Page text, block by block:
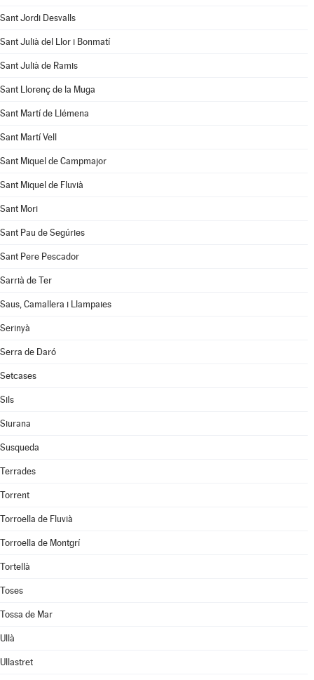
Sant Jordi Desvalls
Sant Julià del Llor i Bonmatí
Sant Julià de Ramis
Sant Llorenç de la Muga
Sant Martí de Llémena
Sant Martí Vell
Sant Miquel de Campmajor
Sant Miquel de Fluvià
Sant Mori
Sant Pau de Segúries
Sant Pere Pescador
Sarrià de Ter
Saus, Camallera i Llampaies
Serinyà
Serra de Daró
Setcases
Sils
Siurana
Susqueda
Terrades
Torrent
Torroella de Fluvià
Torroella de Montgrí
Tortellà
Toses
Tossa de Mar
Ullà
Ullastret